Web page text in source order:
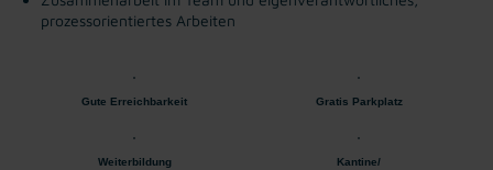
prozessorientiertes Arbeiten
Gute Erreichbarkeit Gratis Parkplatz
Weiterbildung
Kantine/